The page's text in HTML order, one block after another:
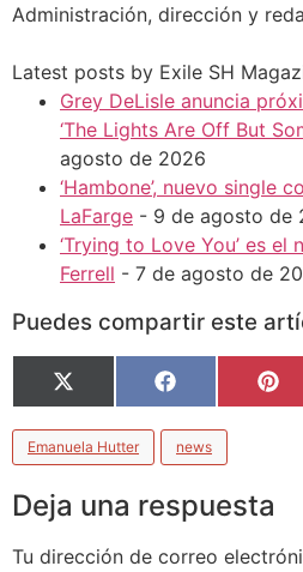
Administración, dirección y
Latest posts by Exile SH
Grey DeLisle anuncia
‘The Lights Are Off But
agosto de 2026
‘Hambone’, nuevo single
LaFarge - 9 de agosto de
‘Trying to Love You’ es el
Ferrell - 7 de agosto de
Puedes compartir este
X
(Twitter)
Facebook
Emanuela Hutter news
Deja una respuesta
Tu dirección de correo